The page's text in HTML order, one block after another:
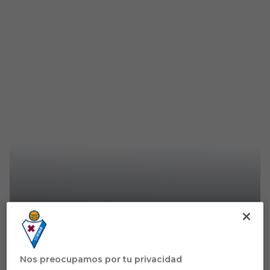
PRIMER EQUIPO FEMENINO
Astralaga, Iribarren, Garazi y
Emma finalizan su cesión en la
Nos preocupamos por tu privacidad